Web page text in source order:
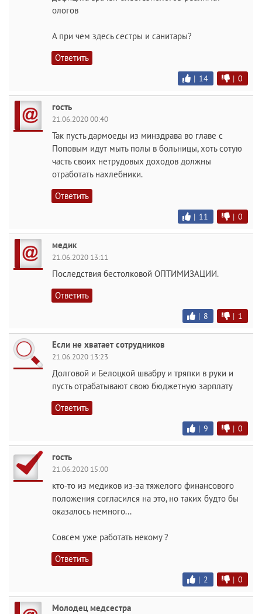
ологов
А при чем здесь сестры и санитары?
Ответить
| 14 | 0
гость
21.06.2020 00:40
Так пусть дармоеды из минздрава во главе с
Поповым идут мыть полы в больницы, хоть сотую
часть своих нетрудовых доходов должны
отработать нахлебники.
Ответить
| 11 | 0
медик
21.06.2020 13:11
Последствия бестолковой ОПТИМИЗАЦИИ.
Ответить
| 8 | 1
Если не хватает сотрудников
21.06.2020 13:23
Долговой и Белоцкой швабру и тряпки в руки и
пусть отрабатывают свою бюджетную зарплату
Ответить
| 9 | 0
гость
21.06.2020 15:00
кто-то из медиков из-за тяжелого финансового
положения согласился на это, но таких будто бы
оказалось немного...
Совсем уже работать некому ?
Ответить
| 2 | 0
Молодец медсестра